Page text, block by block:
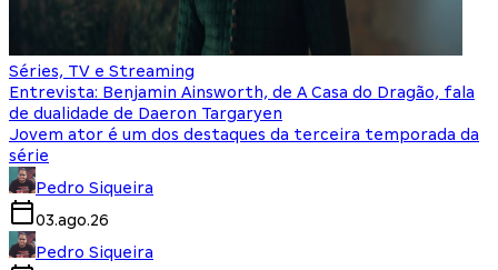
Séries, TV e Streaming
Entrevista: Benjamin Ainsworth, de A Casa do Dragão, fala
de dualidade de Daeron Targaryen
Jovem ator é um dos destaques da terceira temporada da
série
Pedro Siqueira
03.ago.26
Pedro Siqueira